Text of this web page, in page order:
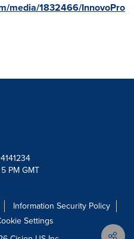
media/1832466/InnovoPro
PM GMT
Information Security Policy
Settings